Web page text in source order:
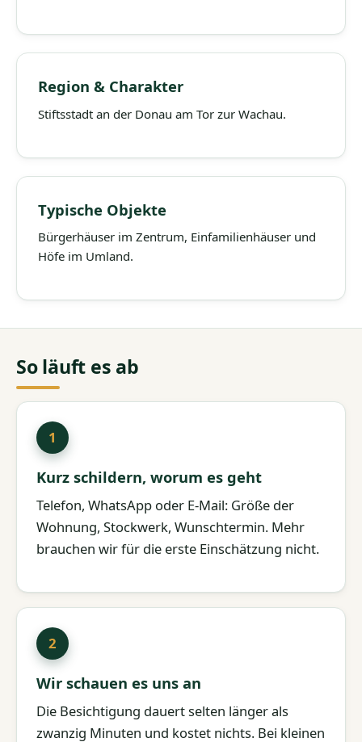
Region & Charakter
Stiftsstadt an der Donau am Tor zur Wachau.
Typische Objekte
Bürgerhäuser im Zentrum, Einfamilienhäuser und
Höfe im Umland.
So läuft es ab
Kurz schildern, worum es geht
Telefon, WhatsApp oder E-Mail: Größe der
Wohnung, Stockwerk, Wunschtermin. Mehr
brauchen wir für die erste Einschätzung nicht.
Wir schauen es uns an
Die Besichtigung dauert selten länger als
zwanzig Minuten und kostet nichts. Bei kleinen